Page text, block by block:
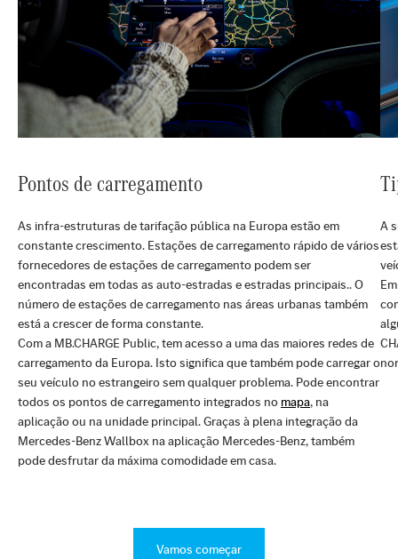
Pontos de carregamento
As infra-estruturas de tarifação pública na Europa estão em
constante crescimento. Estações de carregamento rápido de vários
fornecedores de estações de carregamento podem ser
encontradas em todas as auto-estradas e estradas principais.. O
número de estações de carregamento nas áreas urbanas também
está a crescer de forma constante.
Com a MB.CHARGE Public, tem acesso a uma das maiores redes de
carregamento da Europa. Isto significa que também pode carregar o
seu veículo no estrangeiro sem qualquer problema. Pode encontrar
todos os pontos de carregamento integrados no mapa, na
aplicação ou na unidade principal. Graças à plena integração da
Mercedes-Benz Wallbox na aplicação Mercedes-Benz, também
pode desfrutar da máxima comodidade em casa.
A
Vamos começar